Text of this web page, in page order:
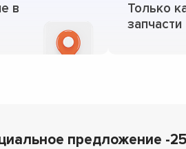
в
Только
запчасти
предложение -